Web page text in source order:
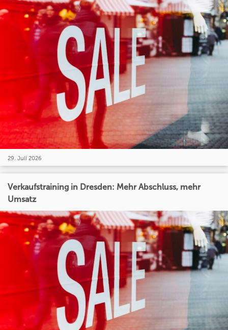
29. Juli 2026
Verkaufstraining in Dresden: Mehr Abschluss, mehr
Umsatz